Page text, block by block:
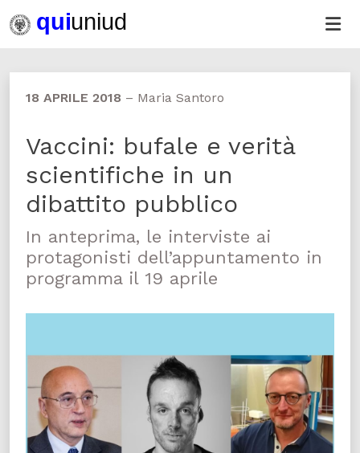
18 APRILE 2018 – Maria Santoro
Vaccini: bufale e verità
scientifiche in un
dibattito pubblico
In anteprima, le interviste ai
protagonisti dell’appuntamento in
programma il 19 aprile